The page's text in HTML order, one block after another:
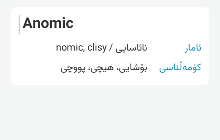
Anomic
ئامار
نائاسایی / nomic, clisy
کۆمەڵناسی
بۆشایی، هیچی، پووچی